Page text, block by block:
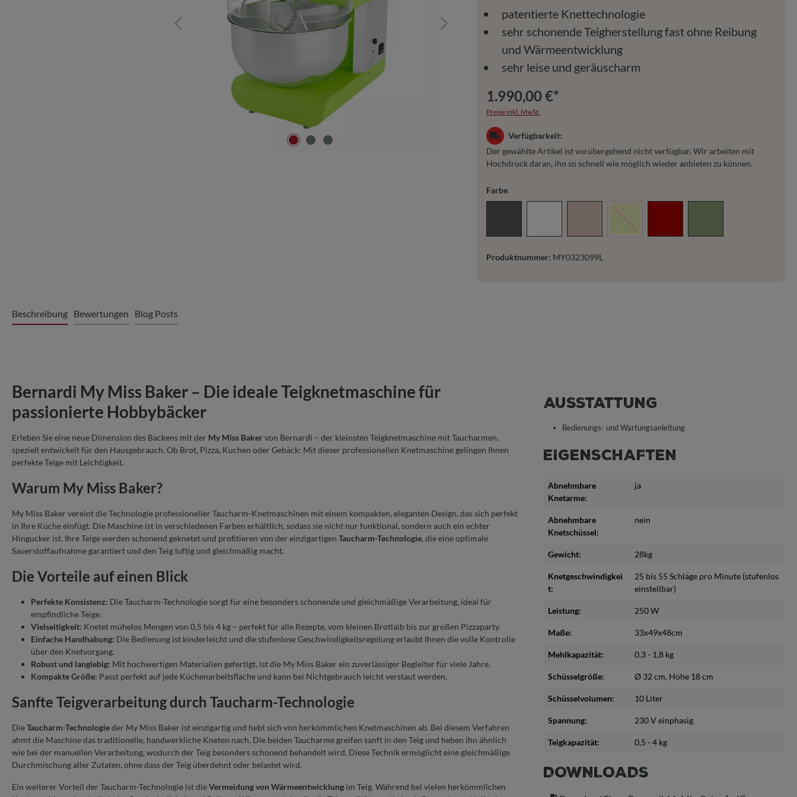
patentierte Knettechnologie
sehr schonende Teigherstellung fast ohne Reibung
und Wärmeentwicklung
sehr leise und geräuscharm
1.990,00 €*
Preise inkl. MwSt.
Verfügbarkeit:
Der gewählte Artikel ist vorübergehend nicht verfügbar. Wir arbeiten mit
Hochdruck daran, ihn so schnell wie möglich wieder anbieten zu können.
Farbeauswählen
Lime
(Diese Option ist zurzeit nicht verfügbar.)
Produktnummer: MY0323099L
Beschreibung Bewertungen Blog Posts
Bernardi My Miss Baker – Die ideale Teigknetmaschine für
passionierte Hobbybäcker
Erleben Sie eine neue Dimension des Backens mit der My Miss Bakervon Bernardi – der kleinsten Teigknetmaschine mit Taucharmen,
speziell entwickelt für den Hausgebrauch. Ob Brot, Pizza, Kuchen oder Gebäck: Mit dieser professionellen Knetmaschine gelingen Ihnen
perfekte Teige mit Leichtigkeit.
Warum My Miss Baker?
My Miss Baker vereint die Technologie professioneller Taucharm-Knetmaschinen mit einem kompakten, eleganten Design, das sich perfekt
in Ihre Küche einfügt. Die Maschine ist in verschiedenen Farben erhältlich, sodass sie nicht nur funktional, sondern auch ein echter
Hingucker ist. Ihre Teige werden schonend geknetet und profitieren von der einzigartigen Taucharm-Technologie, die eine optimale
Sauerstoffaufnahme garantiert und den Teig luftig und gleichmäßig macht.
Die Vorteile auf einen Blick
Perfekte Konsistenz: Die Taucharm-Technologie sorgt für eine besonders schonende und gleichmäßige Verarbeitung, ideal für
empfindliche Teige.
Vielseitigkeit: Knetet mühelos Mengen von 0,5 bis 4 kg – perfekt für alle Rezepte, vom kleinen Brotlaib bis zur großen Pizzaparty.
Einfache Handhabung: Die Bedienung ist kinderleicht und die stufenlose Geschwindigkeitsregelung erlaubt Ihnen die volle Kontrolle
über den Knetvorgang.
Robust und langlebig: Mit hochwertigen Materialien gefertigt, ist die My Miss Baker ein zuverlässiger Begleiter für viele Jahre.
Kompakte Größe: Passt perfekt auf jede Küchenarbeitsfläche und kann bei Nichtgebrauch leicht verstaut werden.
Sanfte Teigverarbeitung durch Taucharm-Technologie
DieTaucharm-Technologieder My Miss Baker ist einzigartig und hebt sich von herkömmlichen Knetmaschinen ab. Bei diesem Verfahren
ahmt die Maschine das traditionelle, handwerkliche Kneten nach. Die beiden Taucharme greifen sanft in den Teig und heben ihn ähnlich
wie bei der manuellen Verarbeitung, wodurch der Teig besonders schonend behandelt wird. Diese Technik ermöglicht eine gleichmäßige
Durchmischung aller Zutaten, ohne dass der Teig überdehnt oder belastet wird.
Ein weiterer Vorteil der Taucharm-Technologie ist dieVermeidung von Wärmeentwicklung im Teig. Während bei vielen herkömmlichen
AUSSTATTUNG
Bedienungs- und Wartungsanleitung
EIGENSCHAFTEN
Abnehmbare
Knetarme:
ja
Abnehmbare
Knetschüssel:
nein
Gewicht: 28kg
Knetgeschwindigkei
t:
25 bis 55 Schläge pro Minute (stufenlos
einstellbar)
Leistung: 250 W
Maße: 33x49x48cm
Mehlkapazität: 0,3 - 1,8 kg
Schüsselgröße: Ø 32 cm, Höhe 18 cm
Schüsselvolumen: 10 Liter
Spannung: 230 V einphasig
Teigkapazität: 0,5 - 4 kg
DOWNLOADS